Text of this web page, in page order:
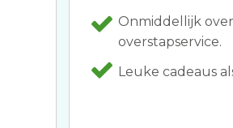
Onmiddellijk
overstapservice.
Leuke cadeaus